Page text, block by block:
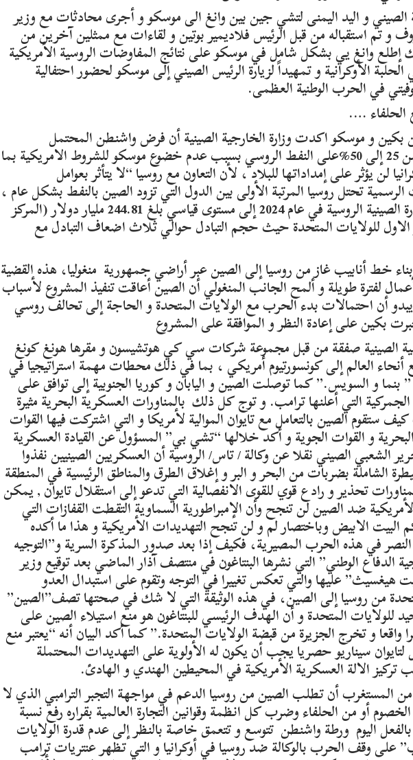
و اليد اليمنى لتشي جين بين وانغ الى موسكو و أجرى محادثات مع وزير
و تم استقباله من قبل الرئيس فلاديمير بوتين و لقاءات مع ممثلين آخرين من
إطلع وانغ يي بشكل شامل في موسكو على نتائج المفاوضات الروسية الأمريكية
الأوكرانية و تمهيداً لزيارة الرئيس الصيني إلى موسكو لحضور احتفالية
الحلفاء ….
بكين و موسكو اكدت وزارة الخارجية الصينية أن فرض واشنطن المحتمل
للتعريفات الجمركية من 25 إلى 50%على النفط الروسي بسبب عدم خضوع موسكو للشروط الامريكية بما
لن يؤثر على إمداداتها للبلاد ، لأن التعاون مع روسيا “لا يتأثر بعوامل
الرسمية تحتل روسيا المرتبة الأولى بين الدول التي تزود الصين بالنفط بشكل عام ،
كما وصل حجم التجارة الصينية الروسية في عام 2024 إلى مستوى قياسي بلغ 244.81 مليار دولار (المركز
الاول للولايات المتحدة حيث حجم التبادل حوالي ثلاث اضعاف التبادل مع
خط أنابيب غاز من روسيا إلى الصين عبر أراضي جمهورية منغوليا، هذه القضية
لفترة طويلة و ألمح الجانب المنغولي أن الصين أعاقت تنفيذ المشروع لأسباب
أن احتمالات بدء الحرب مع الولايات المتحدة و الحاجة إلى تحالف روسي
بكين على إعادة النظر و الموافقة على المشروع
الصينية صفقة من قبل مجموعة شركات سي كي هوتشيسون و مقرها هونغ كونغ
جميع أنحاء العالم إلى كونسورتيوم أمريكي ، بما في ذلك محطات مهمة استراتيجيا في
بنما و السويس.” كما توصلت الصين و اليابان و كوريا الجنوبية إلى توافق على
التي أعلنها ترامب. و توج كل ذلك بالمناورات العسكرية البحرية مثيرة
ستقوم الصين بالتعامل مع تايوان الموالية لأمريكا و التي اشتركت فيها القوات
و القوات الجوية و أكد خلالها “تشي بي” المسؤول عن القيادة العسكرية
الشعبي الصيني نقلا عن وكالة / تاس/ الروسية أن العسكريين الصينيين نفذوا
الشاملة بضربات من البحر و البر و إغلاق الطرق والمناطق الرئيسية في المنطقة
تحذير و رادع قوي للقوى الانفصالية التي تدعو إلى استقلال تايوان , يمكن
ضد الصين لن تنجح وأن الإمبراطورية السماوية التقطت القفازات التي
البيت الابيض وباختصار لم و لن تنجح التهديدات الأمريكية و هذا ما أكده
النصر في هذه الحرب المصيرية، فكيف إذا بعد صدور المذكرة السرية و”التوجيه
الدفاع الوطني” التي نشرها البنتاغون في منتصف آذار الماضي بعد توقيع وزير
هيغسيث” عليها والتي تعكس تغييرا في التوجه وتقوم على استبدال العدو
من روسيا إلى الصين، في هذه الوثيقة التي لا شك في صحتها تصف”الصين”
للولايات المتحدة و أن الهدف الرئيسي للبنتاغون هو منع استيلاء الصين على
واقعا و تخرج الجزيرة من قبضة الولايات المتحدة.” كما أكد البيان أنه “يعتبر منع
لتايوان سيناريو حصريا يجب أن يكون له الأولوية على التهديدات المحتملة
تركيز الالة العسكرية الأمريكية في المحيطين الهندي و الهادئ.
المستغرب أن تطلب الصين من روسيا الدعم في مواجهة التجبر الترامبي الذي لا
أو من الحلفاء وضرب كل انظمة وقوانين التجارة العالمية بقراره رفع نسبة
اليوم ورطة واشنطن تتوسع و تتعمق خاصة بالنظر إلى عدم قدرة الولايات
على وقف الحرب بالوكالة ضد روسيا في أوكرانيا و التي تظهر عنتريات ترامب